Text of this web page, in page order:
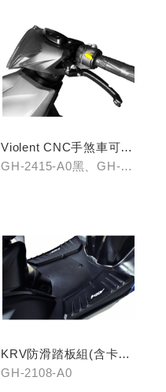
Violent CNC手煞車可調
拉桿(黑/銀/鈦)
GH-2415-A0黑、GH-
KRV防滑踏板組(含卡夢
飾片)
GH-2108-A0